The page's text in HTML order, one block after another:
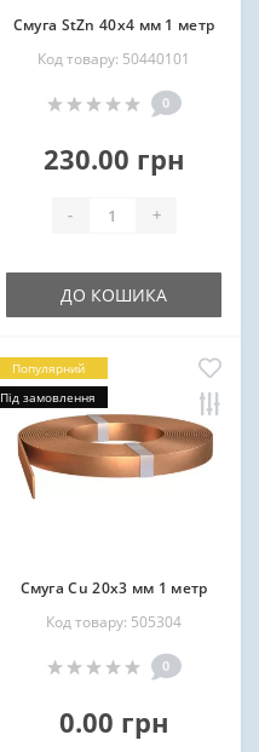
Смуга StZn 40х4 мм 1 метр
Код товару: 50440101
0
230.00 грн
- +
ДО КОШИКА
Популярний
Під замовлення
Смуга Cu 20х3 мм 1 метр
Код товару: 505304
0
0.00 грн